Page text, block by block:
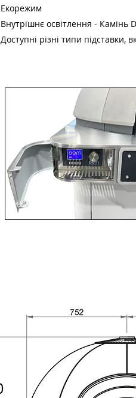
Екорежим
Внутрішнє освітлення - Камінь
Доступні різні типи